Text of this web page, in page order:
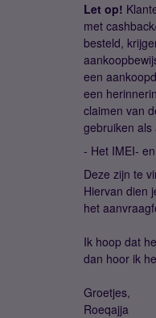
Let op!
met
besteld,
een
een
claimen van
gebruiken als
- Het IMEI-
Deze zijn te
Hiervan dien
het
Ik hoop dat
dan hoor ik
Groetjes,
Roeqajja